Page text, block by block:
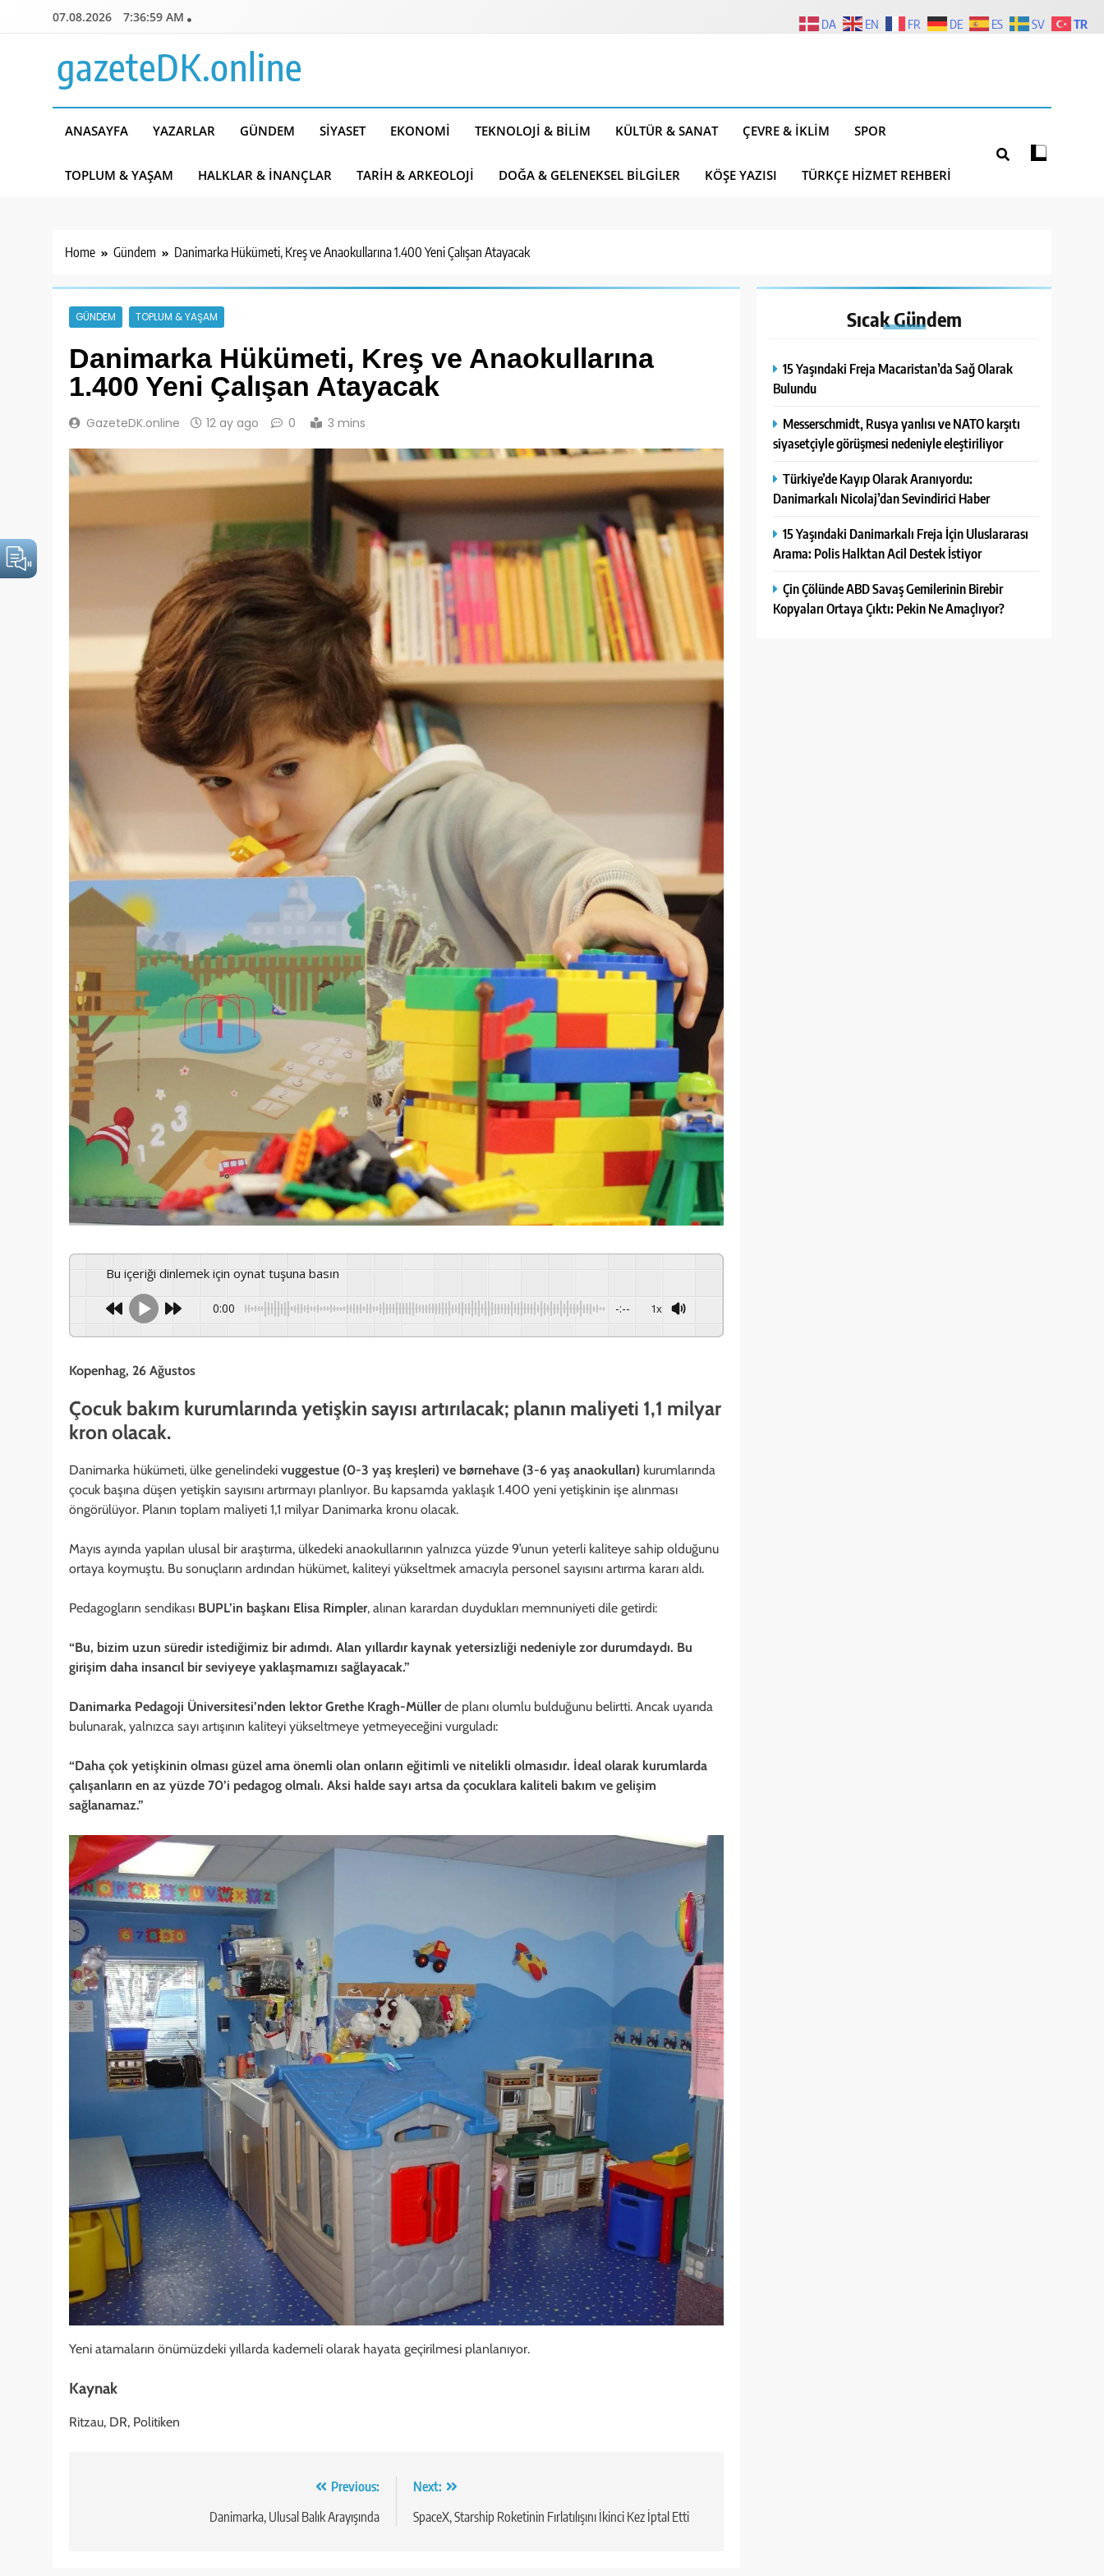
07.08.2026 7:37:01 AM
gazeteDK.online
ANASAYFA YAZARLAR GÜNDEM SIYASET EKONOMI TEKNOLOJI & BILIM KÜLTÜR & SANAT ÇEVRE & İKLIM SPOR
TOPLUM & YAŞAM HALKLAR & İNANÇLAR TARIH & ARKEOLOJI DOĞA & GELENEKSEL BILGILER KÖŞE YAZISI TÜRKÇE HIZMET REHBERI
Home Gündem Danimarka Hükümeti, Kreş ve Anaokullarına 1.400 Yeni Çalışan Atayacak
GÜNDEM TOPLUM & YAŞAM
Danimarka Hükümeti, Kreş ve Anaokullarına
1.400 Yeni Çalışan Atayacak
GazeteDK.online 12 ay ago 0 3 mins
Bu içeriği dinlemek için oynat tuşuna basın
0:00 -:-- 1x
Kopenhag, 26 Ağustos
Çocuk bakım kurumlarında yetişkin sayısı artırılacak; planın maliyeti 1,1 milyar
kron olacak.
Danimarka hükümeti, ülke genelindeki vuggestue (0-3 yaş kreşleri) ve børnehave (3-6 yaş anaokulları) kurumlarında
çocuk başına düşen yetişkin sayısını artırmayı planlıyor. Bu kapsamda yaklaşık 1.400 yeni yetişkinin işe alınması
öngörülüyor. Planın toplam maliyeti 1,1 milyar Danimarka kronu olacak.
Mayıs ayında yapılan ulusal bir araştırma, ülkedeki anaokullarının yalnızca yüzde 9’unun yeterli kaliteye sahip olduğunu
ortaya koymuştu. Bu sonuçların ardından hükümet, kaliteyi yükseltmek amacıyla personel sayısını artırma kararı aldı.
Pedagogların sendikası BUPL’in başkanı Elisa Rimpler, alınan karardan duydukları memnuniyeti dile getirdi:
“Bu, bizim uzun süredir istediğimiz bir adımdı. Alan yıllardır kaynak yetersizliği nedeniyle zor durumdaydı. Bu
girişim daha insancıl bir seviyeye yaklaşmamızı sağlayacak.”
Danimarka Pedagoji Üniversitesi’nden lektor Grethe Kragh-Müllerde planı olumlu bulduğunu belirtti. Ancak uyarıda
bulunarak, yalnızca sayı artışının kaliteyi yükseltmeye yetmeyeceğini vurguladı:
“Daha çok yetişkinin olması güzel ama önemli olan onların eğitimli ve nitelikli olmasıdır. İdeal olarak kurumlarda
çalışanların en az yüzde 70’i pedagog olmalı. Aksi halde sayı artsa da çocuklara kaliteli bakım ve gelişim
sağlanamaz.”
Yeni atamaların önümüzdeki yıllarda kademeli olarak hayata geçirilmesi planlanıyor.
Kaynak
Ritzau, DR, Politiken
Previous:
Danimarka, Ulusal Balık Arayışında
Next:
SpaceX, Starship Roketinin Fırlatılışını İkinci Kez İptal Etti
SıcakGündem
15 Yaşındaki Freja Macaristan’da Sağ Olarak
Bulundu
Messerschmidt, Rusya yanlısı ve NATO karşıtı
siyasetçiyle görüşmesi nedeniyle eleştiriliyor
Türkiye’de Kayıp Olarak Aranıyordu:
Danimarkalı Nicolaj’dan Sevindirici Haber
15 Yaşındaki Danimarkalı Freja İçin Uluslararası
Arama: Polis Halktan Acil Destek İstiyor
Çin Çölünde ABD Savaş Gemilerinin Birebir
Kopyaları Ortaya Çıktı: Pekin Ne Amaçlıyor?
DA EN FR DE ES SV TR